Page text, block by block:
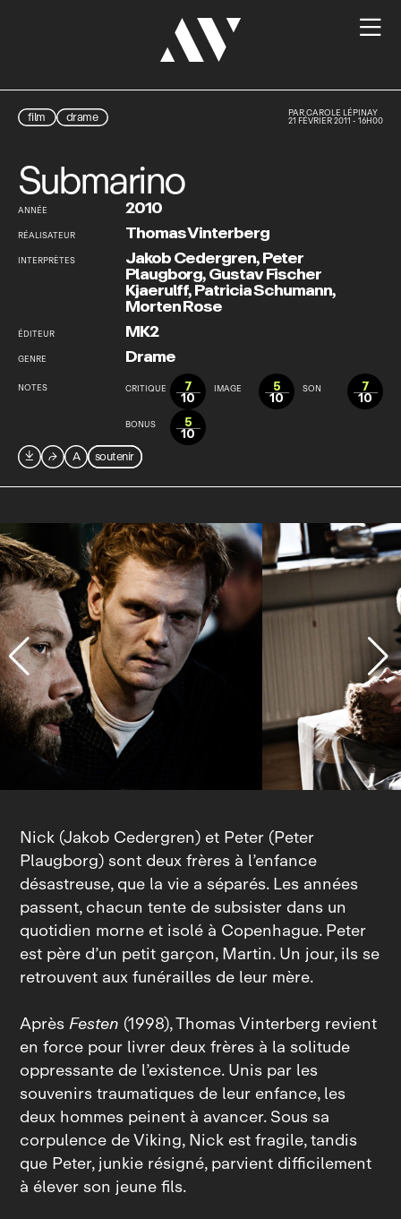

film drame PARCAROLE LÉPINAY
21 FÉVRIER 2011 - 16H00
Submarino
ANNÉE 2010
RÉALISATEUR Thomas Vinterberg
INTERPRÈTES Jakob Cedergren,Peter
Plaugborg,Gustav Fischer
Kjaerulff,Patricia Schumann,
Morten Rose
ÉDITEUR MK2
GENRE Drame
NOTES CRITIQUE 7
10
IMAGE 5
10
SON 7
10
BONUS 5
10

⮫ A soutenir
Nick (Jakob Cedergren) et Peter (Peter
Plaugborg) sont deux frères à l’enfance
désastreuse, que la vie a séparés. Les années
passent, chacun tente de subsister dans un
quotidien morne et isolé à Copenhague. Peter
est père d’un petit garçon, Martin. Un jour, ils se
retrouvent aux funérailles de leur mère.
AprèsFesten (1998), Thomas Vinterberg revient
en force pour livrer deux frères à la solitude
oppressante de l’existence. Unis par les
souvenirs traumatiques de leur enfance, les
deux hommes peinent à avancer. Sous sa
corpulence de Viking, Nick est fragile, tandis
que Peter, junkie résigné, parvient difficilement
à élever son jeune fils.